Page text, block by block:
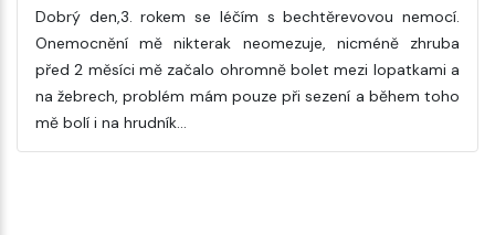
Dobrý den,3. rokem se léčím s bechtěrevovou nemocí.
Onemocnění mě nikterak neomezuje, nicméně zhruba
před 2 měsíci mě začalo ohromně bolet mezi lopatkami a
na žebrech, problém mám pouze při sezení a během toho
mě bolí i na hrudník…